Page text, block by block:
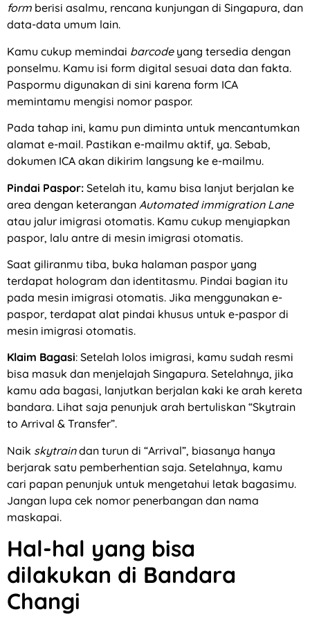
form berisi asalmu, rencana kunjungan di Singapura, dan
data-data umum lain.
Kamu cukup memindai barcode yang tersedia dengan
ponselmu. Kamu isi form digital sesuai data dan fakta.
Paspormu digunakan di sini karena form ICA
memintamu mengisi nomor paspor.
Pada tahap ini, kamu pun diminta untuk mencantumkan
alamat e-mail. Pastikan e-mailmu aktif, ya. Sebab,
dokumen ICA akan dikirim langsung ke e-mailmu.
Pindai Paspor: Setelah itu, kamu bisa lanjut berjalan ke
area dengan keterangan Automated immigration Lane
atau jalur imigrasi otomatis. Kamu cukup menyiapkan
paspor, lalu antre di mesin imigrasi otomatis.
Saat giliranmu tiba, buka halaman paspor yang
terdapat hologram dan identitasmu. Pindai bagian itu
pada mesin imigrasi otomatis. Jika menggunakan e-
paspor, terdapat alat pindai khusus untuk e-paspor di
mesin imigrasi otomatis.
Klaim Bagasi: Setelah lolos imigrasi, kamu sudah resmi
bisa masuk dan menjelajah Singapura. Setelahnya, jika
kamu ada bagasi, lanjutkan berjalan kaki ke arah kereta
bandara. Lihat saja penunjuk arah bertuliskan “Skytrain
to Arrival & Transfer”.
Naik skytraindan turun di “Arrival”, biasanya hanya
berjarak satu pemberhentian saja. Setelahnya, kamu
cari papan penunjuk untuk mengetahui letak bagasimu.
Jangan lupa cek nomor penerbangan dan nama
maskapai.
Hal-hal yang bisa
dilakukan di Bandara
Changi